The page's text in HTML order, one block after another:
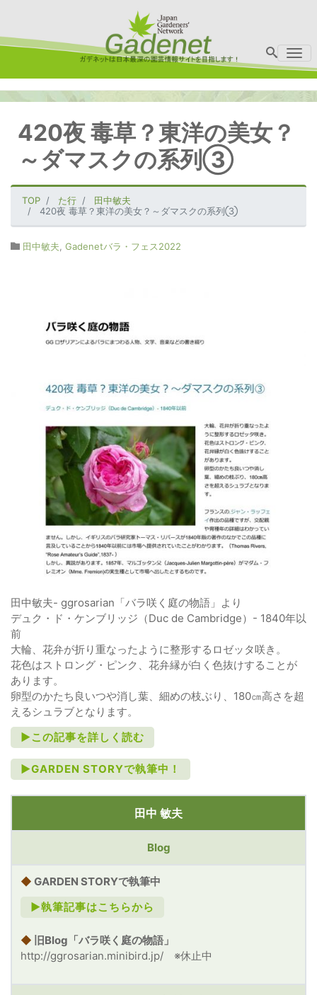
420夜 毒草？東洋の美女？
～ダマスクの系列③
TOP た行
田中敏夫
420夜 毒草？東洋の美女？～ダマスクの系列③
田中敏夫 Gadenetバラ・フェス2022
田中敏夫- ggrosarian「バラ咲く庭の物語」より
デュク・ド・ケンブリッジ（Duc de Cambridge）- 1840年以
前
大輪、花弁が折り重なったように整形するロゼッタ咲き。
花色はストロング・ピンク、花弁縁が白く色抜けすることが
あります。
卵型のかたち良いつや消し葉、細めの枝ぶり、180㎝高さを超
えるシュラブとなります。
►この記事を詳しく読む
►GARDEN STORYで執筆中！
田中 敏夫
Blog
◆ GARDEN STORYで執筆中
►執筆記事はこちらから
◆ 旧Blog「バラ咲く庭の物語」
http://ggrosarian.minibird.jp/ ※休止中